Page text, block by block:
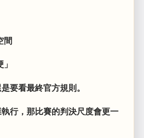
間
要看最終官方規則。
行，那比賽的判決尺度會更一